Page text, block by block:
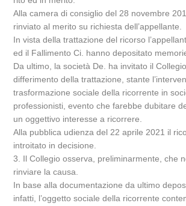
Alla camera di consiglio del 28 novembre
rinviato al merito su richiesta dell’appellante.
In vista della trattazione del ricorso
ed il Fallimento Ci. hanno depositato
Da ultimo, la società De. ha invitato il
differimento della trattazione, stante
trasformazione sociale della ricorrente in
professionisti, evento che farebbe dubitare
un oggettivo interesse a ricorrere.
Alla pubblica udienza del 22 aprile 2021 il
introitato in decisione.
3. Il Collegio osserva, preliminarmente, che
rinviare la causa.
In base alla documentazione da ultimo
infatti, l’oggetto sociale della ricorrente